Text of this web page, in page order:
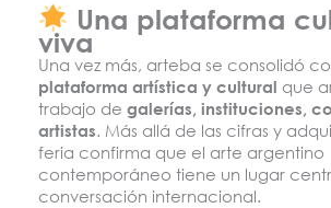
Una plataforma
viva
Una vez más, arteba se consolidó
plataforma artística y cultural que
trabajo de galerías, instituciones,
artistas. Más allá de las cifras y
feria confirma que el arte argentino
contemporáneo tiene un lugar
conversación internacional.